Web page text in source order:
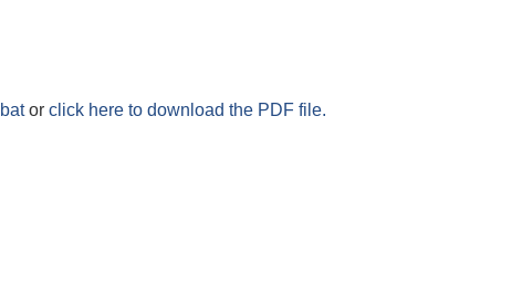
or click here to download the PDF file.